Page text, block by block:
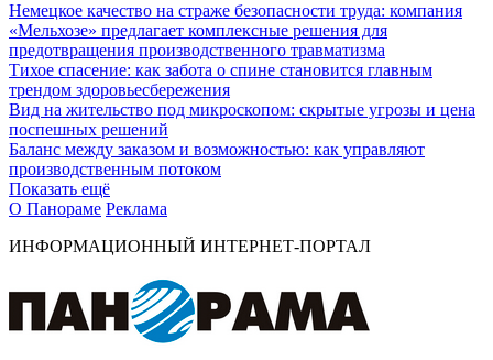
Немецкое качество на страже безопасности труда: компания
«Мельхозе» предлагает комплексные решения для
предотвращения производственного травматизма
Тихое спасение: как забота о спине становится главным
трендом здоровьесбережения
Вид на жительство под микроскопом: скрытые угрозы и цена
поспешных решений
Баланс между заказом и возможностью: как управляют
производственным потоком
Показать ещё
О Панораме Реклама
ИНФОРМАЦИОННЫЙ ИНТЕРНЕТ-ПОРТАЛ